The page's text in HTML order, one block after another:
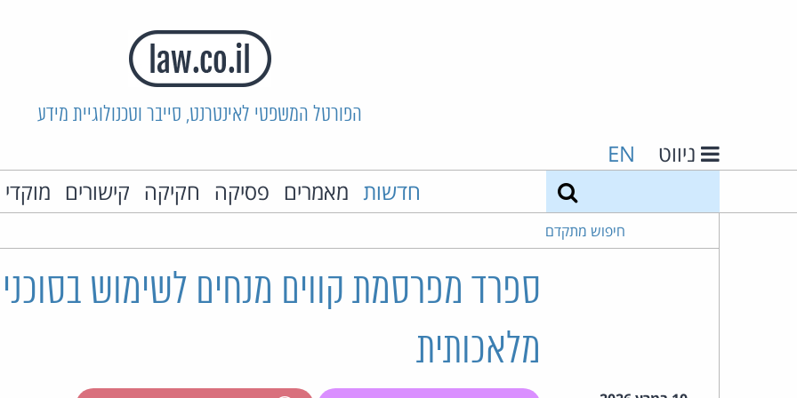
הפורטל המשפטי לאינטרנט, סייבר וטכנולוגיית מידע
ניווט EN
חדשות מאמרים פסיקה חקיקה קישורים
חיפוש מתקדם
ספרד מפרסמת קווים מנחים לשימוש בסוכני
מלאכותית